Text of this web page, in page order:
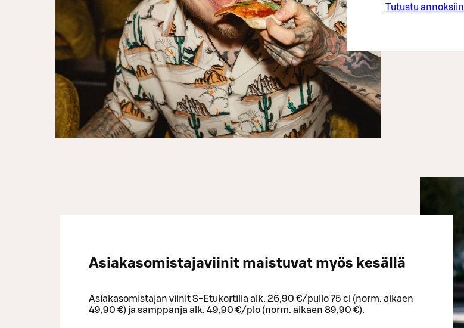
Tutustu annoksiin
Asiakasomistajaviinit maistuvat myös kesällä
Asiakasomistajan viinit S-Etukortilla alk. 26,90 €/pullo 75 cl (norm. alkaen
49,90 €) ja samppanja alk. 49,90 €/plo (norm. alkaen 89,90 €)​.